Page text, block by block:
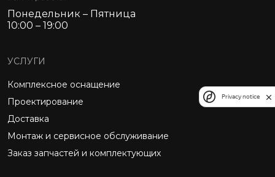
Понедельник – Пятница
10:00 – 19:00
УСЛУГИ
Комплексное оснащение
Проектирование
Доставка
Монтаж и сервисное обслуживание
Заказ запчастей и комплектующих
Privacy notice